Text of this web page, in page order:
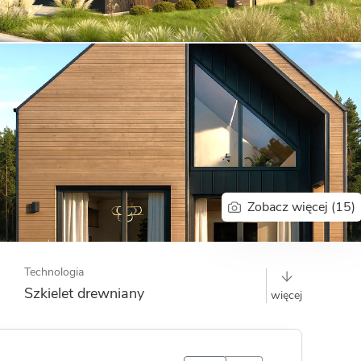
Dom pasywny- co to znaczy
Zobacz więcej (15)
Technologia
Szkielet drewniany więcej